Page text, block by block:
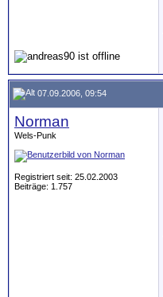
07.09.2006, 09:54
Norman
Wels-Punk
Registriert seit: 25.02.2003
Beiträge: 1.757